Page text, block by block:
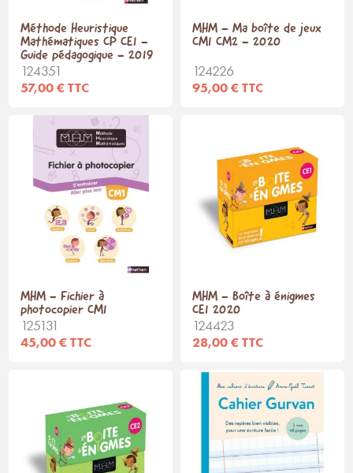
Méthode Heuristique
Mathématiques CP CE1 -
Guide pédagogique - 2019
124351
57,00 € TTC
MHM - Ma boîte de jeux
CM1 CM2 - 2020
124226
95,00 € TTC
MHM - Fichier à
photocopier CM1
125131
45,00 € TTC
MHM - Boîte à énigmes
CE1 2020
124423
28,00 € TTC